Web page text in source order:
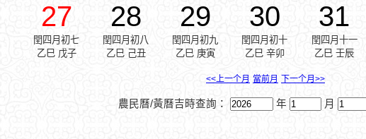
27
閏四月初七
乙巳 戊子
28
閏四月初八
乙巳 己丑
29
閏四月初九
乙巳 庚寅
30
閏四月初十
乙巳 辛卯
31
閏四月十一
乙巳 壬辰
<<上一个月 當前月 下一个月>>
農民曆/黃曆吉時查詢： 年 月